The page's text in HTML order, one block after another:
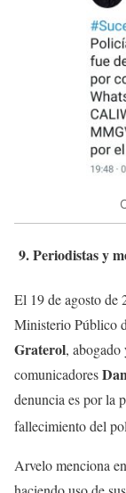
9. Periodistas y
El 19 de agosto de
Ministerio Público
Graterol, abogado
comunicadores
denuncia es por la
fallecimiento del
Arvelo menciona